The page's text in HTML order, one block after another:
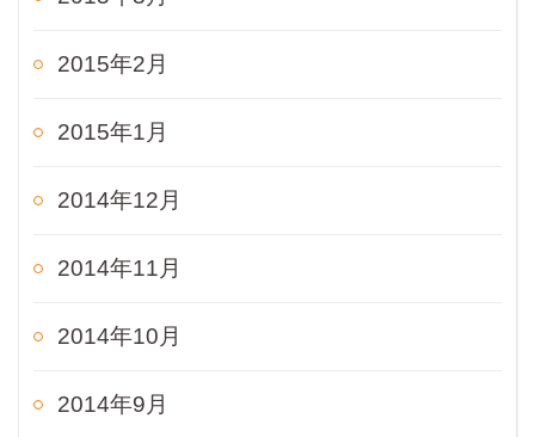
2015年2月
2015年1月
2014年12月
2014年11月
2014年10月
2014年9月